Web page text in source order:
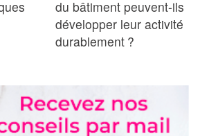
du bâtiment peuvent-ils
développer leur activité
durablement ?